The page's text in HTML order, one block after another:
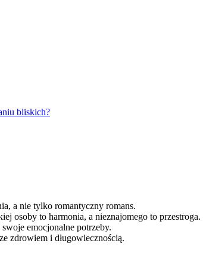
bliskich?
a nie tylko romantyczny romans.
osoby to harmonia, a nieznajomego to przestroga.
emocjonalne potrzeby.
zdrowiem i długowiecznością.